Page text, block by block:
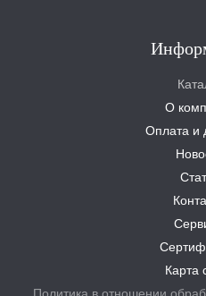
О
Оплата и
Карта